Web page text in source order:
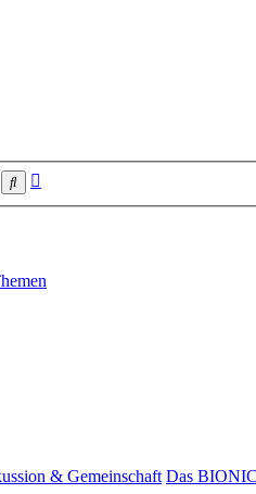
Suche
& Gemeinschaft Das